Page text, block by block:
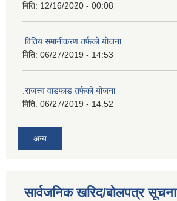
मिति: 12/16/2020 - 00:08
.वितिय समानीकरण तर्फको योजना
मिति: 06/27/2019 - 14:53
.राजस्व वाडफाड तर्फको योजना
मिति: 06/27/2019 - 14:52
अन्य
सार्वजनिक खरिद/बोलपत्र सूचना